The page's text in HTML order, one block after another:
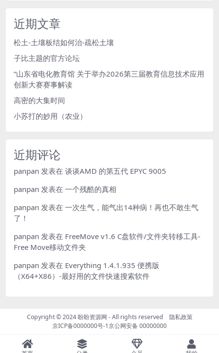
近期文章
松土-土壤板结如何治-疏松土壤
子比主题的官方论坛
“山东省电化教育馆 关于举办2026第三届教育信息技术应用
创新大赛赛事解读
高密的大集时间
小苏打的妙用（农业）
近期评论
panpan 发表在 谈谈AMD 的第五代 EPYC 9005
panpan 发表在 一个残酷的真相
panpan 发表在 一次生气，能气出14种病！再也不敢生气
了！
panpan 发表在 FreeMove v1.6 C盘软件/文件夹转移工具-
Free Move移动文件夹
panpan 发表在 Everything 1.4.1.935 便携版
（X64+X86）-最好用的文件快速搜索软件
Copyright © 2024盼盼资源网 - All rights reserved 隐私政策
京ICP备0000000号-1京公网安备 00000000